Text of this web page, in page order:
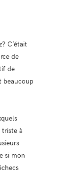
C’était
de
de
beaucoup
triste à
si mon